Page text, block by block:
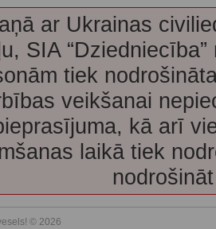
ar Ukrainas
SIA
tiek
veikšanai
kā arī
laikā tiek
© 2026